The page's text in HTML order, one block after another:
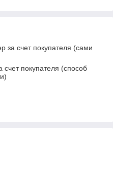
за счет покупателя (сами
счет покупателя (способ